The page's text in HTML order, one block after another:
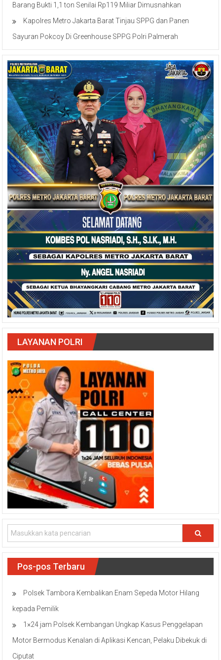
Barang Bukti 1,1 ton Senilai Rp119 Miliar Dimusnahkan
Kapolres Metro Jakarta Barat Tinjau SPPG dan Panen
Sayuran Pokcoy Di Greenhouse SPPG Polri Palmerah
LAYANAN POLRI
Pos-pos Terbaru
Polsek Tambora Kembalikan Enam Sepeda Motor Hilang
kepada Pemilik
1×24 jam Polsek Kembangan Ungkap Kasus Penggelapan
Motor Bermodus Kenalan di Aplikasi Kencan, Pelaku Dibekuk di
Ciputat